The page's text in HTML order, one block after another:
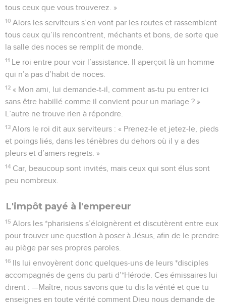
tous ceux que vous trouverez. »
10 Alors les serviteurs s’en vont par les routes et rassemblent
tous ceux qu’ils rencontrent, méchants et bons, de sorte que
la salle des noces se remplit de monde.
11 Le roi entre pour voir l’assistance. Il aperçoit là un homme
qui n’a pas d’habit de noces.
12 « Mon ami, lui demande-t-il, comment as-tu pu entrer ici
sans être habillé comme il convient pour un mariage ? »
L’autre ne trouve rien à répondre.
13 Alors le roi dit aux serviteurs : « Prenez-le et jetez-le, pieds
et poings liés, dans les ténèbres du dehors où il y a des
pleurs et d’amers regrets. »
14 Car, beaucoup sont invités, mais ceux qui sont élus sont
peu nombreux.
L'impôt payé à l'empereur
15 Alors les *pharisiens s’éloignèrent et discutèrent entre eux
pour trouver une question à poser à Jésus, afin de le prendre
au piège par ses propres paroles.
16 Ils lui envoyèrent donc quelques-uns de leurs *disciples
accompagnés de gens du parti d’*Hérode. Ces émissaires lui
dirent : —Maître, nous savons que tu dis la vérité et que tu
enseignes en toute vérité comment Dieu nous demande de